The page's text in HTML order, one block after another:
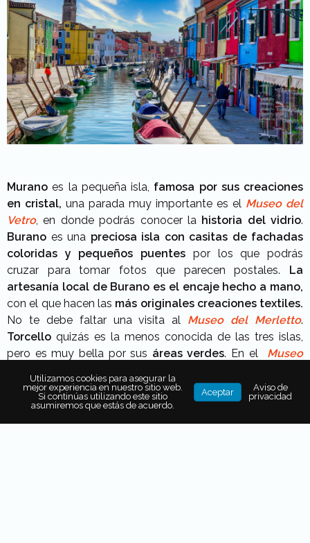
Murano es la pequeña isla, famosa por sus creaciones
en cristal, una parada muy importante es el Museo del
Vetro, en donde podrás conocer la historia del vidrio.
Burano es una preciosa isla con casitas de fachadas
coloridas y pequeños puentes por los que podrás
cruzar para tomar fotos que parecen postales.
La
artesanía local de Burano es el encaje hecho a mano,
con el que hacen las más originales creaciones textiles.
No te debe faltar una visita al Museo del Merletto.
Torcello quizás es la menos conocida de las tres islas,
pero es muy bella por sus áreas verdes. En el Museo
medievales.
Utilizamos cookies para asegurar la
mejor experiencia en nuestro sitio web.
Si continúas utilizando este sitio
asumiremos que estás de acuerdo.
Aceptar
Aviso de
privacidad